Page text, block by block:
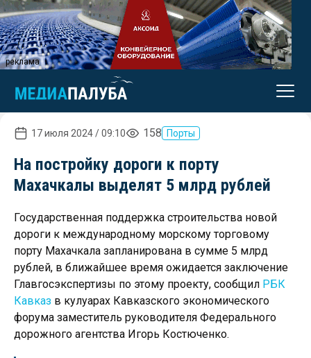
реклама
17 июля 2024 / 09:10 158 Порты
На постройку дороги к порту
Махачкалы выделят 5 млрд рублей
Государственная поддержка строительства новой
дороги к международному морскому торговому
порту Махачкала запланирована в сумме 5 млрд
рублей, в ближайшее время ожидается заключение
Главгосэкспертизы по этому проекту, сообщил РБК
Кавказ в кулуарах Кавказского экономического
форума заместитель руководителя Федерального
дорожного агентства Игорь Костюченко.